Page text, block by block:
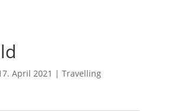
April 2021 | Travelling